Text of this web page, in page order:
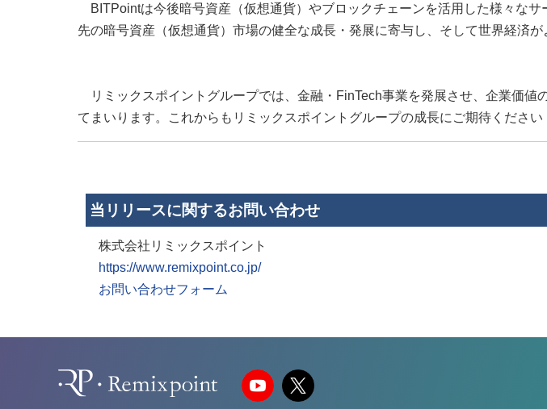
BITPointは今後暗号資産（仮想通貨）やブロックチェーンを活用した様々なサ
先の暗号資産（仮想通貨）市場の健全な成長・発展に寄与し、そして世界経済
リミックスポイントグループでは、金融・FinTech事業を発展させ、企業価値
てまいります。これからもリミックスポイントグループの成長にご期待ください
当リリースに関するお問い合わせ
株式会社リミックスポイント
https://www.remixpoint.co.jp/
お問い合わせフォーム